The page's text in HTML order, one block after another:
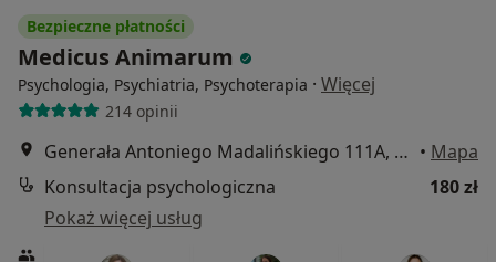
Bezpieczne płatności
Medicus Animarum
Psychologia, Psychiatria, Psychoterapia · Więcej
214 opinii
Generała Antoniego Madalińskiego 111A, Wrocław • Mapa
Konsultacja psychologiczna
180 zł
Pokaż więcej usług